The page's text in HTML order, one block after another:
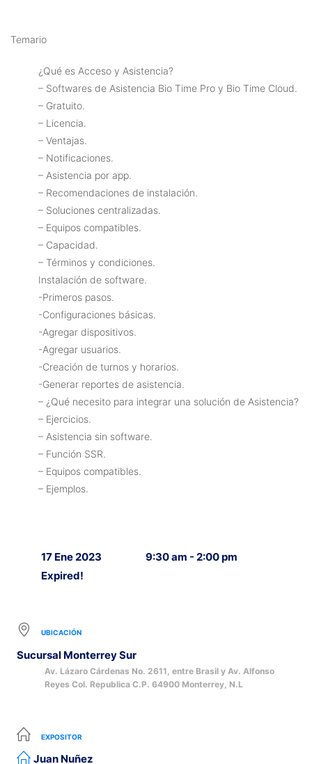
Temario
¿Qué es Acceso y Asistencia?
– Softwares de Asistencia Bio Time Pro y Bio Time Cloud.
– Gratuito.
– Licencia.
– Ventajas.
– Notificaciones.
– Asistencia por app.
– Recomendaciones de instalación.
– Soluciones centralizadas.
– Equipos compatibles.
– Capacidad.
– Términos y condiciones.
Instalación de software.
-Primeros pasos.
-Configuraciones básicas.
-Agregar dispositivos.
-Agregar usuarios.
-Creación de turnos y horarios.
-Generar reportes de asistencia.
– ¿Qué necesito para integrar una solución de Asistencia?
– Ejercicios.
– Asistencia sin software.
– Función SSR.
– Equipos compatibles.
– Ejemplos.
17 Ene 2023
Expired!
9:30 am - 2:00 pm
UBICACIÓN
Sucursal Monterrey Sur
Av. Lázaro Cárdenas No. 2611, entre Brasil y Av. Alfonso
Reyes Col. Republica C.P. 64900 Monterrey, N.L
EXPOSITOR
Juan Nuñez